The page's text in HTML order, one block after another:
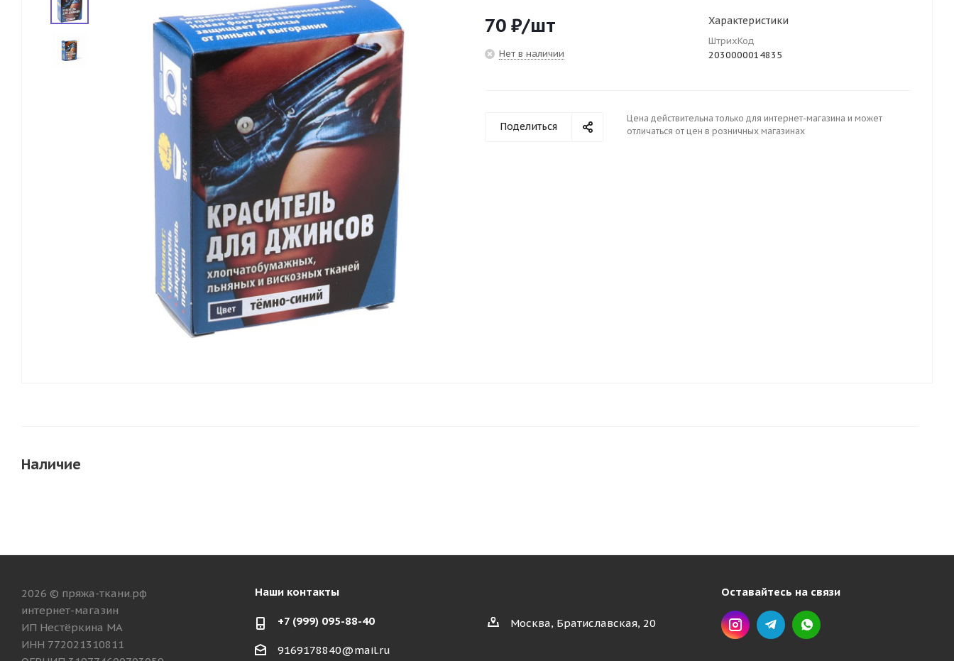
70 ₽/шт
Нет в наличии
Характеристики
ШтрихКод
2030000014835
Поделиться
Цена действительна только для интернет-магазина и может
отличаться от цен в розничных магазинах
Наличие
2026 © пряжа-ткани.рф
интернет-магазин
ИП Нестёркина МА
ИНН 772021310811
Наши контакты
+7 (999) 095-88-40
9169178840@mail.ru
Москва, Братиславская, 20
Оставайтесь на связи